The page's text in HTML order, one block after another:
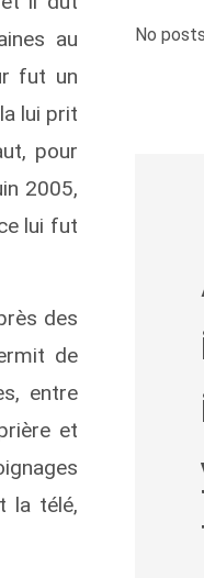
au
fut un
lui prit
pour
2005,
lui fut
des
de
entre
et
la télé,
No